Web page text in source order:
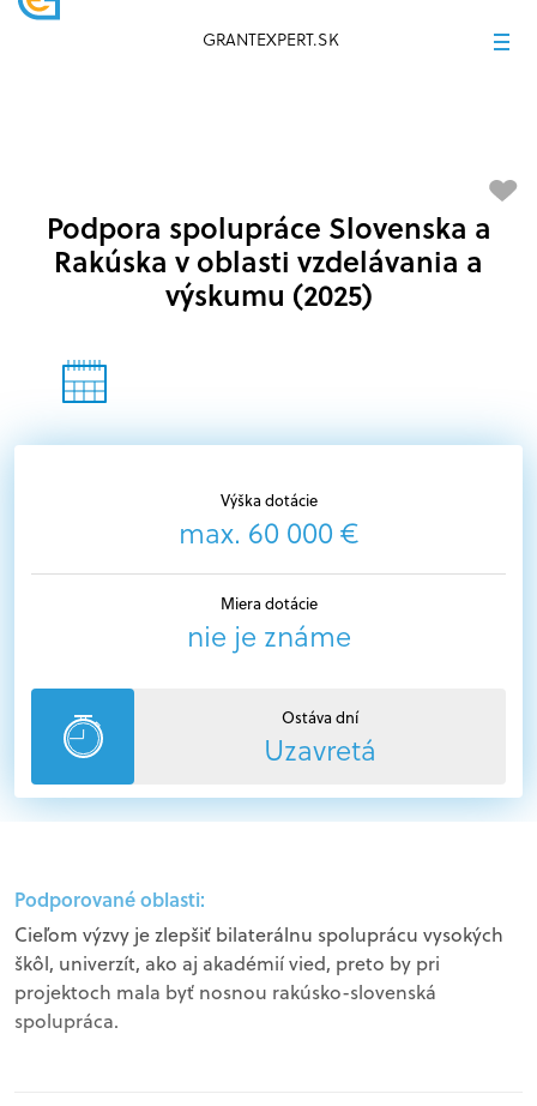
GRANTEXPERT.SK
Výška dotácie
max. 60 000 €
Miera dotácie
nie je známe
Ostáva dní
Uzavretá
Podpora spolupráce Slovenska a
Rakúska v oblasti vzdelávania a
výskumu (2025)
Podporované oblasti:
Cieľom výzvy je zlepšiť bilaterálnu spoluprácu vysokých
škôl, univerzít, ako aj akadémií vied, preto by pri
projektoch mala byť nosnou rakúsko-slovenská
spolupráca.